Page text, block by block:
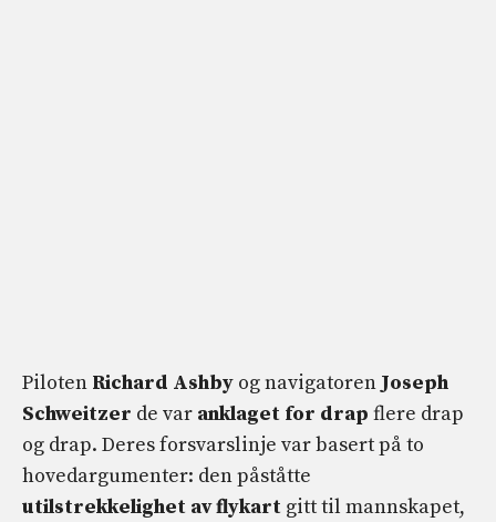
Piloten Richard Ashby og navigatoren Joseph
Schweitzer de var anklaget for drap flere drap
og drap. Deres forsvarslinje var basert på to
hovedargumenter: den påståtte
utilstrekkelighet av flykart gitt til mannskapet,